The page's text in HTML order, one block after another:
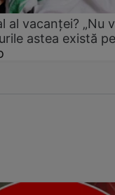
al vacanței? „Nu
astea există